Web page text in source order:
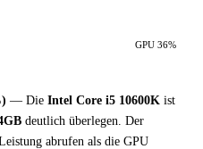
GPU 36%
— Die Intel Core i5 10600K ist
deutlich überlegen. Der
abrufen als die GPU